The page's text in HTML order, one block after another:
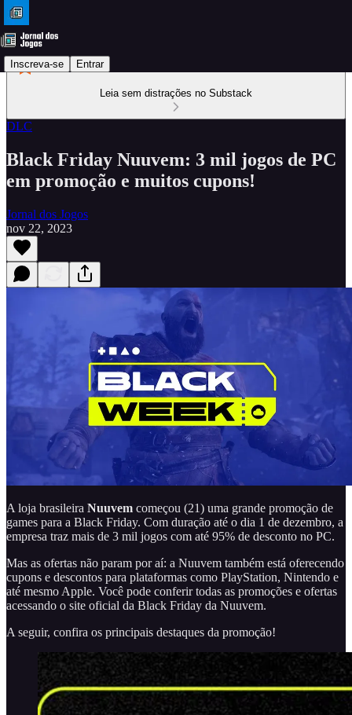
Inscreva-se Entrar
Leia sem distrações no Substack
DLC
Black Friday Nuuvem: 3 mil jogos de PC
em promoção e muitos cupons!
Jornal dos Jogos
nov 22, 2023
A loja brasileira Nuuvem começou (21) uma grande promoção de
games para a Black Friday. Com duração até o dia 1 de dezembro, a
empresa traz mais de 3 mil jogos com até 95% de desconto no PC.
Mas as ofertas não param por aí: a Nuuvem também está oferecendo
cupons e descontos para plataformas como PlayStation, Nintendo e
até mesmo Apple. Você pode conferir todas as promoções e ofertas
acessando o site oficial da Black Friday da Nuuvem.
A seguir, confira os principais destaques da promoção!